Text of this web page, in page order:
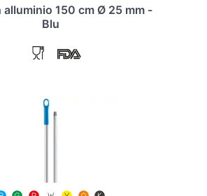
alluminio 150 cm Ø 25 mm -
Blu